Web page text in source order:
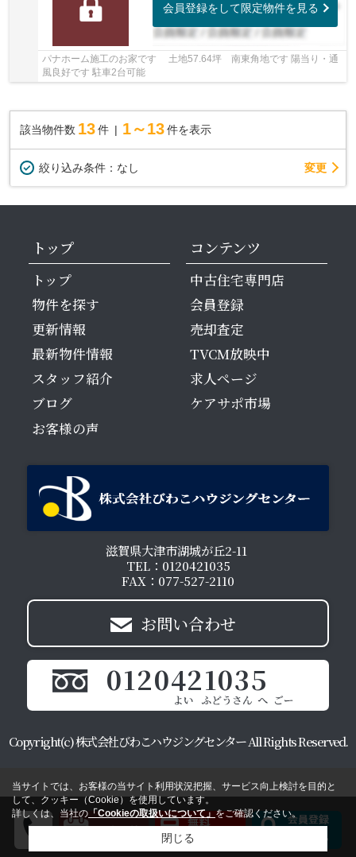
会員登録をして限定物件を見る
パナホーム施工のお家です 土地57.64坪 南東角地です 陽当り・通
風良好です 駐車2台可能
該当物件数 13件 1～13 件を表示
絞り込み条件： なし 変更
トップ
トップ
物件を探す
更新情報
最新物件情報
スタッフ紹介
ブログ
お客様の声
コンテンツ
中古住宅専門店
会員登録
売却査定
TVCM放映中
求人ページ
ケアサポ市場
滋賀県大津市湖城が丘2-11
TEL：0120421035
FAX：077-527-2110
お問い合わせ
0120421035
Copyright(c) 株式会社びわこハウジングセンター All Rights Reserved.
当サイトでは、お客様の当サイト利用状況把握、サービス向上検討を目的と
して、クッキー（Cookie）を使用しています。
詳しくは、当社の 「Cookieの取扱いについて」 をご確認ください。
閉じる